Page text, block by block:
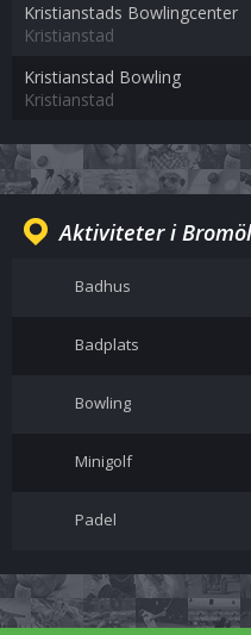
Kristianstads Bowlingcenter
Kristianstad
Kristianstad Bowling
Kristianstad
Aktiviteter i
Badhus
Badplats
Bowling
Minigolf
Padel